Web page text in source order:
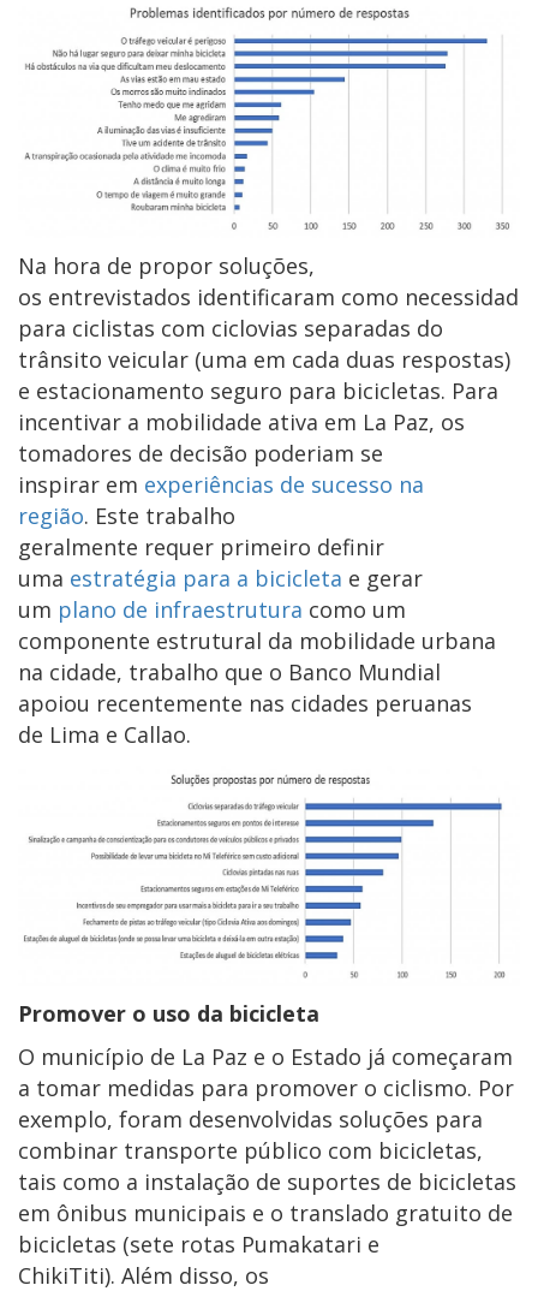
Na hora de propor soluções,
os entrevistados identificaram como
para ciclistas com ciclovias separadas do
trânsito veicular (uma em cada duas respostas)
e estacionamento seguro para bicicletas. Para
incentivar a mobilidade ativa em La Paz, os
tomadores de decisão poderiam se
inspirar em experiências de sucesso na
região. Este trabalho
geralmente requer primeiro definir
uma estratégia para a bicicleta e gerar
um plano de infraestrutura como um
componente estrutural da mobilidade urbana
na cidade, trabalho que o Banco Mundial
apoiou recentemente nas cidades peruanas
de Lima e Callao.
Promover o uso da bicicleta
O município de La Paz e o Estado já começaram
a tomar medidas para promover o ciclismo. Por
exemplo, foram desenvolvidas soluções para
combinar transporte público com bicicletas,
tais como a instalação de suportes de bicicletas
em ônibus municipais e o translado gratuito de
bicicletas (sete rotas Pumakatari e
ChikiTiti). Além disso, os